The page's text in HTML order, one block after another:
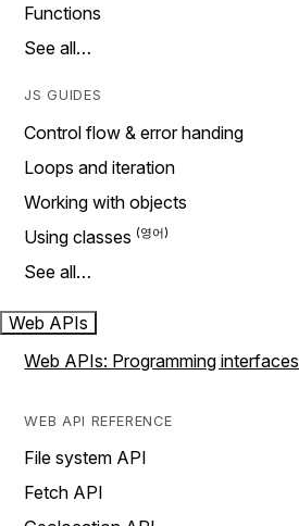
Functions
See all…
JS GUIDES
Control flow & error handing
Loops and iteration
Working with objects
Using classes
See all…
Web APIs
Web APIs: Programming interfaces
WEB API REFERENCE
File system API
Fetch API